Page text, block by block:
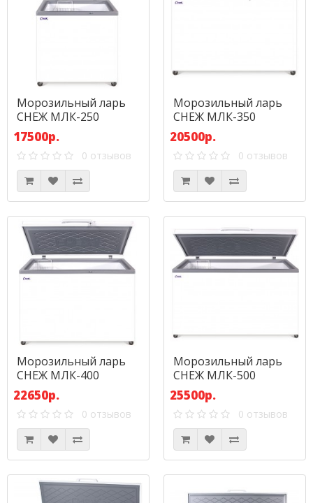
Морозильный ларь
СНЕЖ МЛК-250
17500р.
0 отзывов
Морозильный ларь
СНЕЖ МЛК-350
20500р.
0 отзывов
Морозильный ларь
СНЕЖ МЛК-400
22650р.
0 отзывов
Морозильный ларь
СНЕЖ МЛК-500
25500р.
0 отзывов